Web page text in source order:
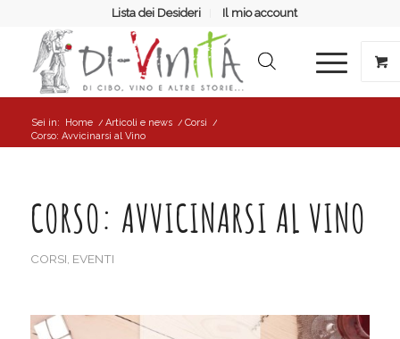
Lista dei Desideri Il mio account
Sei in: Home / Articoli e news / Corsi /
Corso: Avvicinarsi al Vino
CORSO: AVVICINARSI AL VINO
CORSI EVENTI